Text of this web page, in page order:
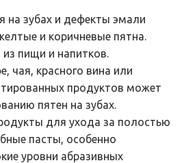
на зубах и дефекты эмали
и коричневые пятна.
пищи и напитков.
чая, красного вина или
продуктов может
пятен на зубах.
для ухода за полостью
пасты, особенно
уровни абразивных